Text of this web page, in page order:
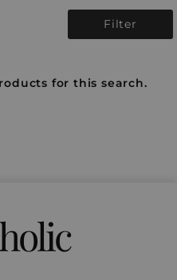
Filter
for this search.